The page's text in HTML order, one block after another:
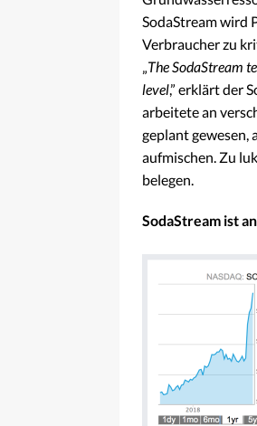
SodaStream wird
Verbraucher zu
„The SodaStream
level,” erklärt der
arbeitete an
geplant gewesen,
aufmischen. Zu
belegen.
SodaStream ist